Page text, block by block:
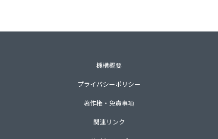
機構概要
プライバシーポリシー
著作権・免責事項
関連リンク